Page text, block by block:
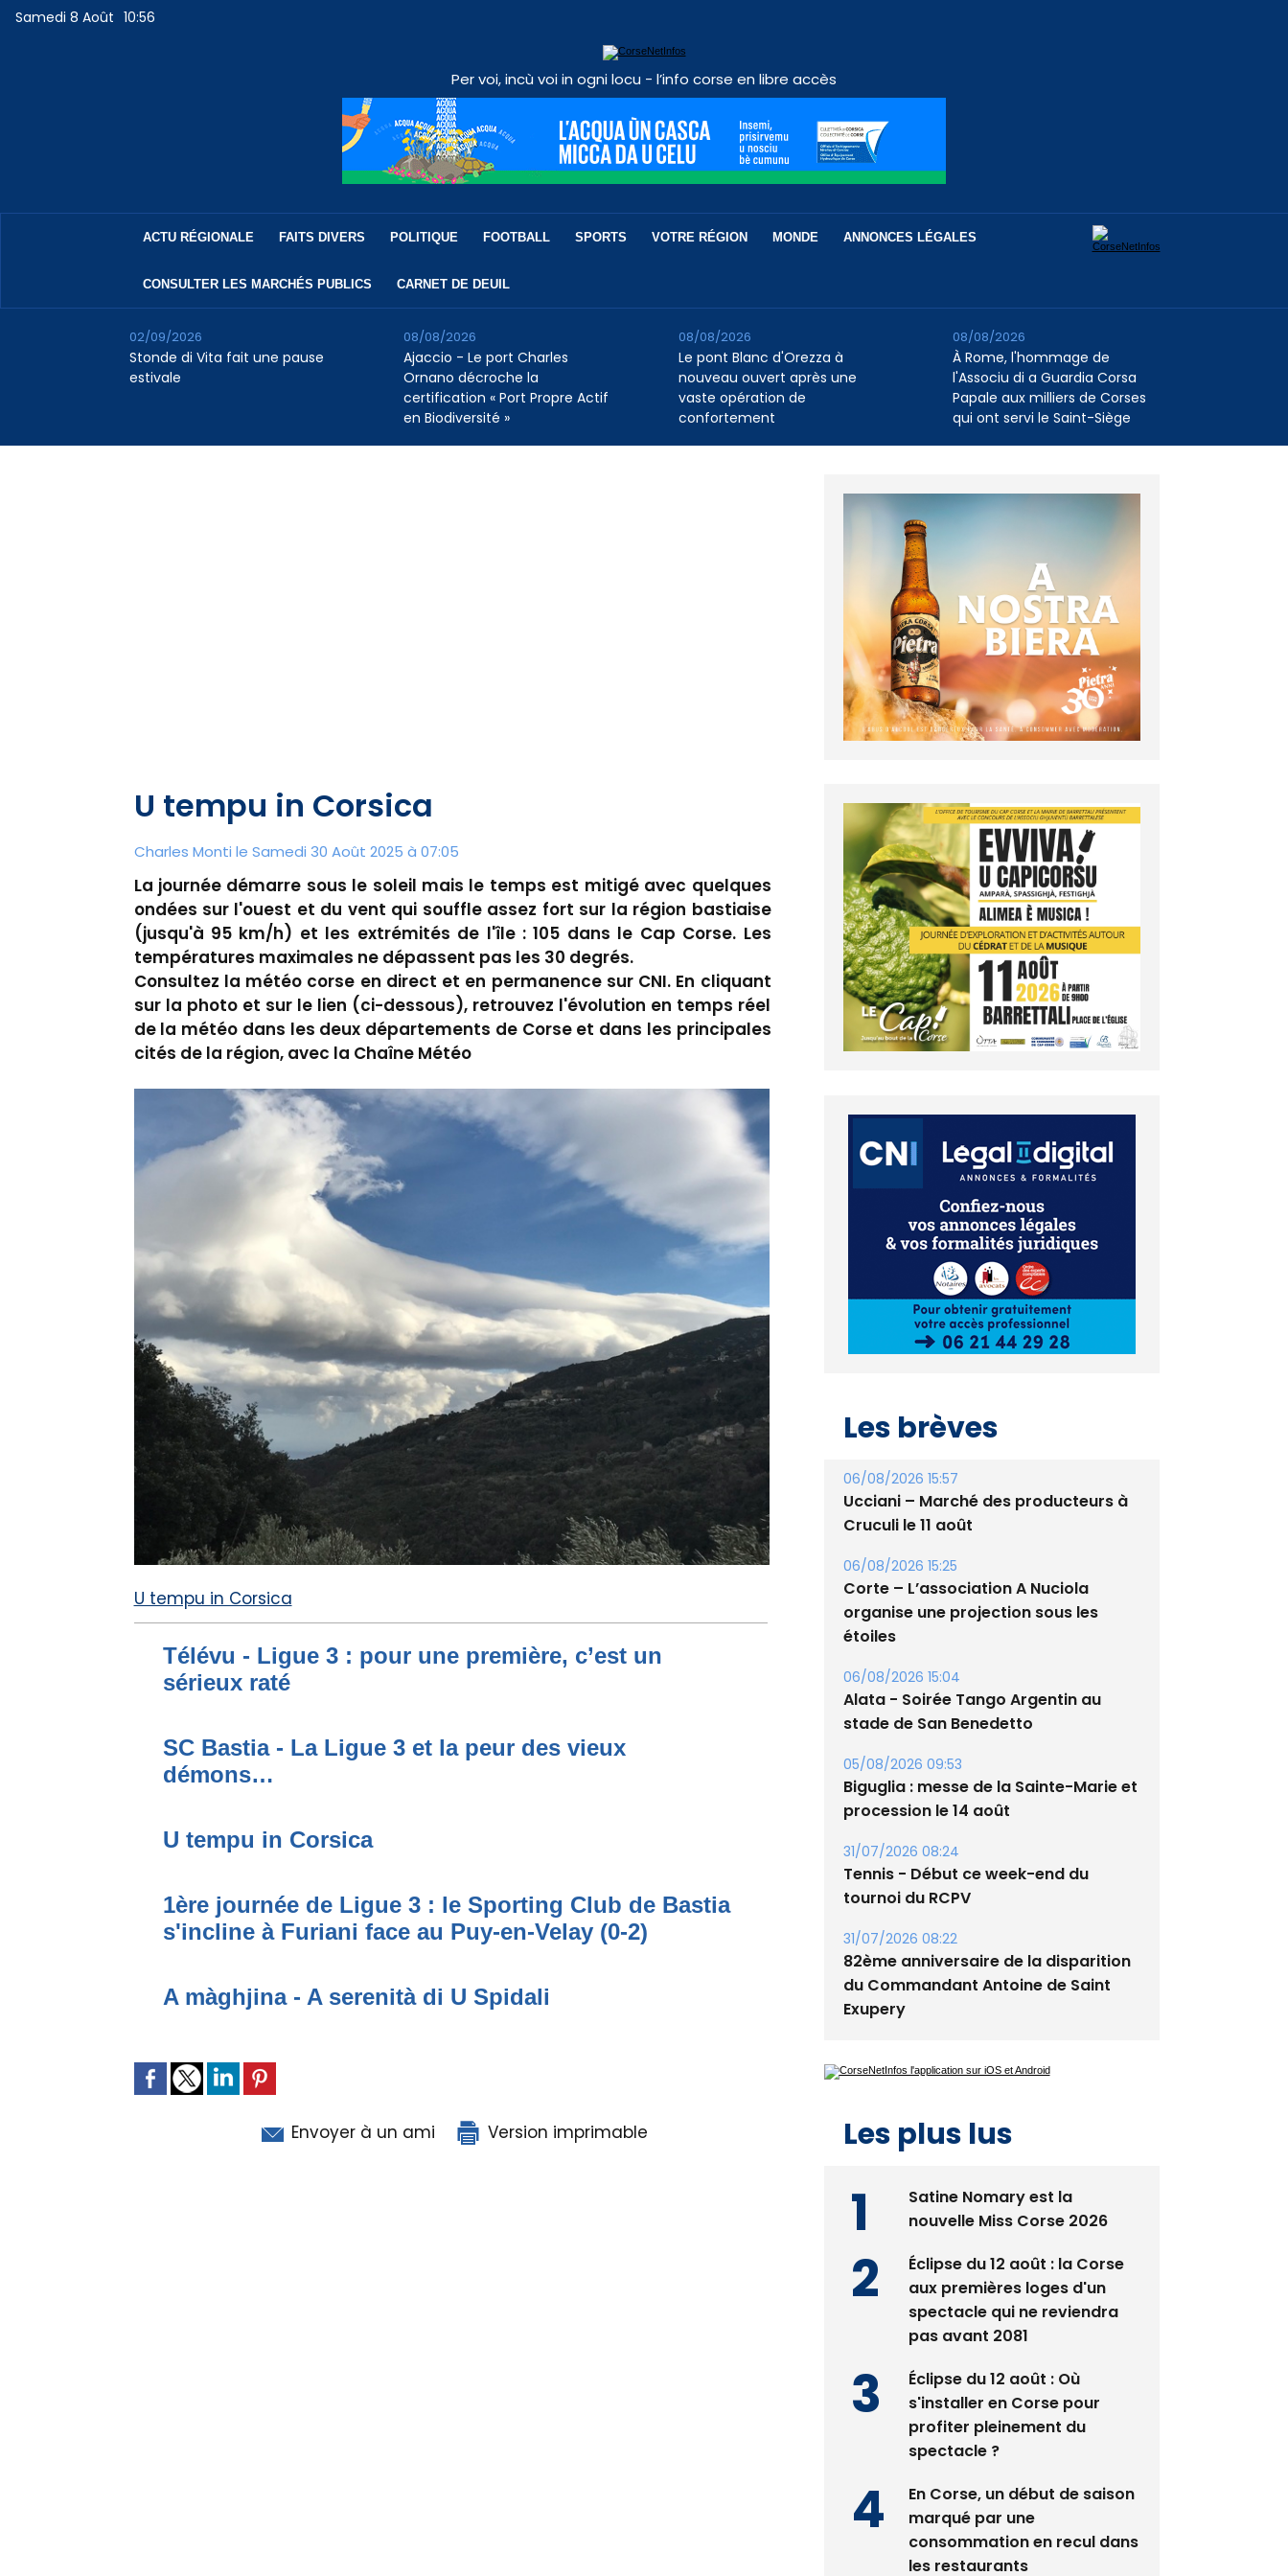
Samedi 8 Août 10:56
Per voi, incù voi in ogni locu - l’info corse en libre accès
ACTU RÉGIONALE FAITS DIVERS POLITIQUE FOOTBALL SPORTS VOTRE RÉGION MONDE ANNONCES LÉGALES
CONSULTER LES MARCHÉS PUBLICS CARNET DE DEUIL
Stonde di Vita fait une pause
estivale
02/09/2026
Ajaccio - Le port Charles
Ornano décroche la
certification « Port Propre Actif
en Biodiversité »
08/08/2026
Le pont Blanc d'Orezza à
nouveau ouvert après une
vaste opération de
confortement
08/08/2026
À Rome, l'hommage de
l'Associu di a Guardia Corsa
Papale aux milliers de Corses
qui ont servi le Saint-Siège
08/08/2026
U tempu in Corsica
Charles Monti le Samedi 30 Août 2025 à 07:05
La journée démarre sous le soleil mais le temps est mitigé avec quelques
ondées sur l'ouest et du vent qui souffle assez fort sur la région bastiaise
(jusqu'à 95 km/h) et les extrémités de l'île : 105 dans le Cap Corse. Les
températures maximales ne dépassent pas les 30 degrés.
Consultez la météo corse en direct et en permanence sur CNI. En cliquant
sur la photo et sur le lien (ci-dessous), retrouvez l'évolution en temps réel
de la météo dans les deux départements de Corse et dans les principales
cités de la région, avec la Chaîne Météo
U tempu in Corsica
Télévu - Ligue 3 : pour une première, c’est un
sérieux raté
SC Bastia - La Ligue 3 et la peur des vieux
démons…
U tempu in Corsica
1ère journée de Ligue 3 : le Sporting Club de Bastia
s'incline à Furiani face au Puy-en-Velay (0-2)
A màghjina - A serenità di U Spidali
Envoyer à un ami Version imprimable
06/08/2026 15:57
Cruculi le 11 août
06/08/2026 15:25
organise une projection sous les
étoiles
06/08/2026 15:04
stade de San Benedetto
05/08/2026 09:53
procession le 14 août
31/07/2026 08:24
Tennis - Début ce week-end du
tournoi du RCPV
31/07/2026 08:22
du Commandant Antoine de Saint
Exupery
Les plus lus
Satine Nomary est la
Éclipse du 12 août : la Corse
spectacle qui ne reviendra
pas avant 2081
Éclipse du 12 août : Où
profiter pleinement du
spectacle ?
En Corse, un début de saison
consommation en recul dans
les restaurants
La gendarmerie alerte les